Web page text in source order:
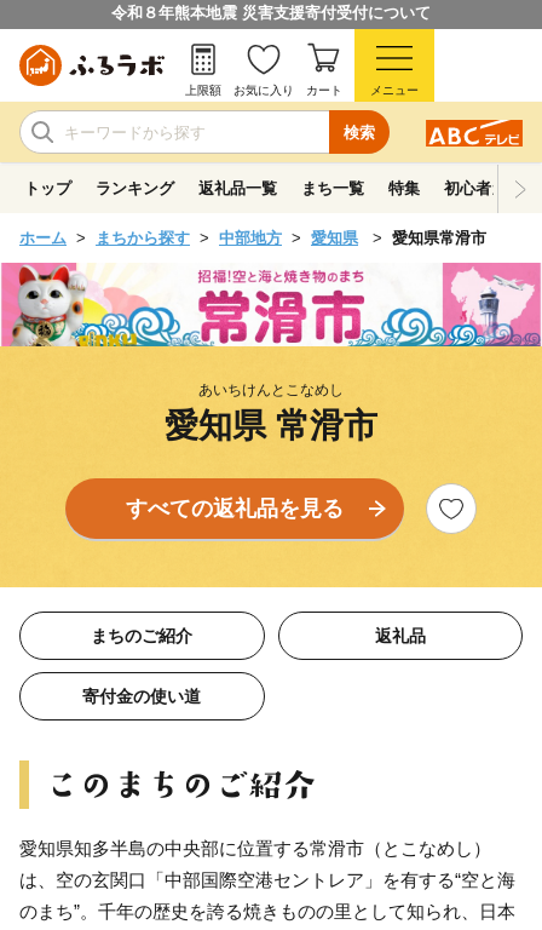
令和８年熊本地震 災害支援寄付受付について
検索
上限額 お気に入り カート メニュー
トップ ランキング 返礼品一覧 まち一覧 特集 初心者ガイド
ホーム まちから探す 中部地方 愛知県 愛知県常滑市
あいちけんとこなめし
愛知県 常滑市
すべての返礼品を見る
まちのご紹介 返礼品
寄付金の使い道
愛知県知多半島の中央部に位置する常滑市（とこなめし）
は、空の玄関口「中部国際空港セントレア」を有する“空と海
のまち”。千年の歴史を誇る焼きものの里として知られ、日本